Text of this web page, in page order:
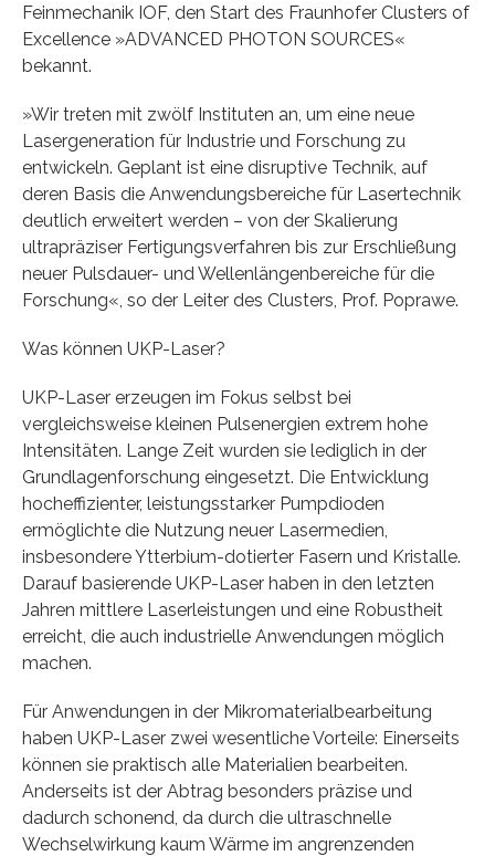
Feinmechanik IOF, den Start des Fraunhofer Clusters of
Excellence »ADVANCED PHOTON SOURCES«
bekannt.
»Wir treten mit zwölf Instituten an, um eine neue
Lasergeneration für Industrie und Forschung zu
entwickeln. Geplant ist eine disruptive Technik, auf
deren Basis die Anwendungsbereiche für Lasertechnik
deutlich erweitert werden – von der Skalierung
ultrapräziser Fertigungsverfahren bis zur Erschließung
neuer Pulsdauer- und Wellenlängenbereiche für die
Forschung«, so der Leiter des Clusters, Prof. Poprawe.
Was können UKP-Laser?
UKP-Laser erzeugen im Fokus selbst bei
vergleichsweise kleinen Pulsenergien extrem hohe
Intensitäten. Lange Zeit wurden sie lediglich in der
Grundlagenforschung eingesetzt. Die Entwicklung
hocheffizienter, leistungsstarker Pumpdioden
ermöglichte die Nutzung neuer Lasermedien,
insbesondere Ytterbium-dotierter Fasern und Kristalle.
Darauf basierende UKP-Laser haben in den letzten
Jahren mittlere Laserleistungen und eine Robustheit
erreicht, die auch industrielle Anwendungen möglich
machen.
Für Anwendungen in der Mikromaterialbearbeitung
haben UKP-Laser zwei wesentliche Vorteile: Einerseits
können sie praktisch alle Materialien bearbeiten.
Anderseits ist der Abtrag besonders präzise und
dadurch schonend, da durch die ultraschnelle
Wechselwirkung kaum Wärme im angrenzenden